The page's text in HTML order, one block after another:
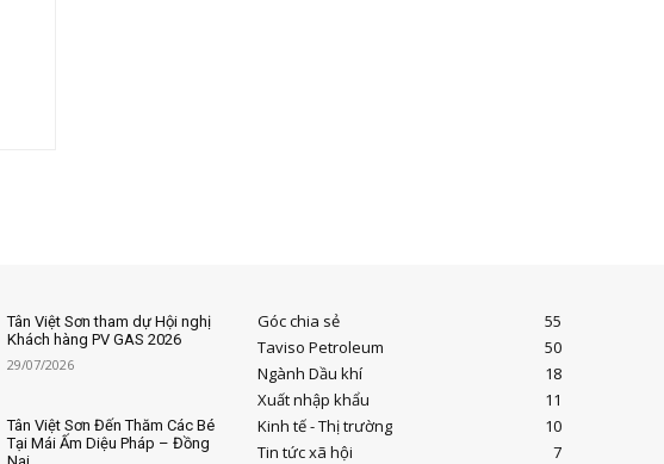
Tân Việt Sơn tham dự Hội nghị
Khách hàng PV GAS 2026
29/07/2026
Tân Việt Sơn Đến Thăm Các Bé
Tại Mái Ấm Diệu Pháp – Đồng
Góc chia sẻ
55
Taviso Petroleum
50
Ngành Dầu khí
18
Xuất nhập khẩu
11
Kinh tế - Thị trường
10
Tin tức xã hội
7